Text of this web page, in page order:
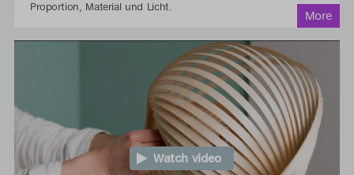
Proportion, Material und Licht.
Watch video